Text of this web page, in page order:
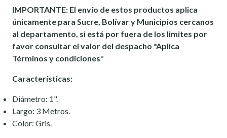
IMPORTANTE: El envío de estos productos aplica
únicamente para Sucre, Bolívar y Municipios cercanos
al departamento, si está por fuera de los limites por
favor consultar el valor del despacho *Aplica
Términos y condiciones*
Características:
Diámetro: 1".
Largo: 3 Metros.
Color: Gris.